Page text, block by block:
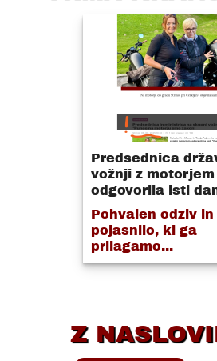
Predsednica
vožnji z
odgovorila isti
Pohvalen odziv in
pojasnilo, ki ga
prilagamo...
Z